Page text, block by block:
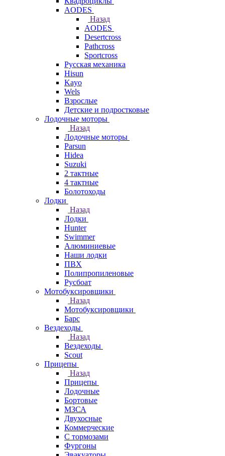
AODES
Назад
AODES
Desertcross
Pathcross
Sportcross
Русская механика
Hisun
Kayo
Wels
Взрослые
Детские и подростковые
Лодочные моторы
Назад
Лодочные моторы
Parsun
Hidea
Suzuki
2 тактные
4 тактные
Болотоходы
Лодки
Назад
Лодки
Hunter
Swimmer
Алюминиевые
Наши лодки
ПВХ
Полипропиленовые
Русбоат
Мотобуксировщики
Назад
Мотобуксировщики
Барс
Вездеходы
Назад
Вездеходы
Scout
Прицепы
Назад
Прицепы
Лодочные
Бортовые
МЗСА
Двухосные
Коммерческие
С тормозами
Фургоны